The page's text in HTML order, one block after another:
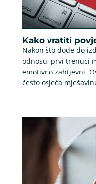
Kako vratiti
Nakon što dođe do
odnosu, prvi trenuci
emotivno zahtjevni.
često osjeća